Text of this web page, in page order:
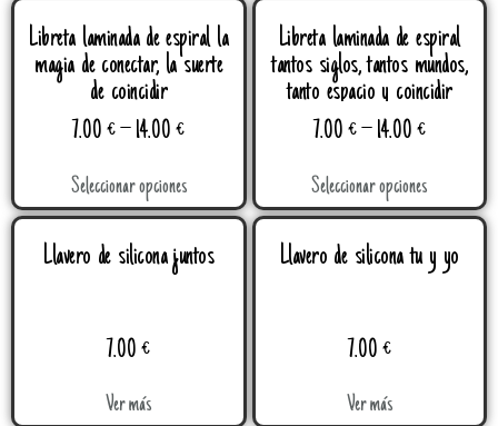
Libreta laminada de espiral la
magia de conectar, la suerte
de coincidir
7.00€– 14.00€
Seleccionar opciones
Libreta laminada de espiral
tantos siglos, tantos mundos,
tanto espacio y coincidir
7.00 €– 14.00 €
Seleccionar opciones
Llavero de silicona juntos
7.00€
Ver más
Llavero de silicona tu y yo
7.00 €
Ver más